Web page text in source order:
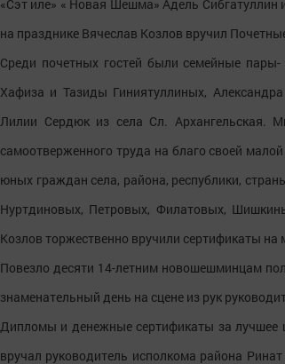
«Сэт иле» « Новая Шешма» Адель
на празднике Вячеслав Козлов вручил
Среди почетных гостей были семейные
Хафиза и Тазиды Гиниятуллиных,
Лилии Сердюк из села Сл. Архангельская.
самоотверженного труда на благо своей
юных граждан села, района, республики,
Нуртдиновых, Петровых, Филатовых,
Козлов торжественно вручили сертификаты на
Повезло десяти 14-летним новошешминцам
знаменательный день на сцене из рук
Дипломы и денежные сертификаты за лучшее
вручал руководитель исполкома района